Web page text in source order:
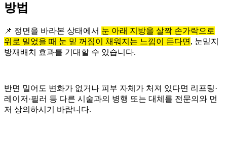
방법
📌 정면을 바라본 상태에서 눈 아래 지방을 살짝 손가락으로
위로 밀었을 때 눈 밑 꺼짐이 채워지는 느낌이 든다면 , 눈밑지
방재배치 효과를 기대할 수 있습니다.
반면 밀어도 변화가 없거나 피부 자체가 처져 있다면 리프팅·
레이저·필러 등 다른 시술과의 병행 또는 대체를 전문의와 먼
저 상의하시기 바랍니다.